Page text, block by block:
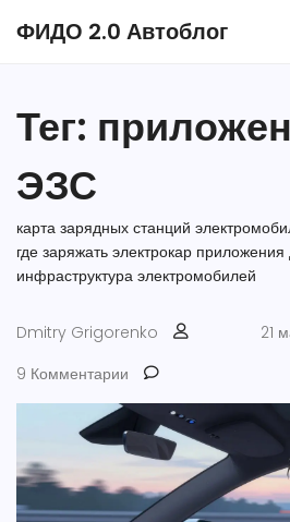
ФИДО 2.0 Автоблог
Тег:
ЭЗС
карта зарядных станций
где заряжать электрокар
инфраструктура электромобилей
Dmitry Grigorenko
21
9 Комментарии